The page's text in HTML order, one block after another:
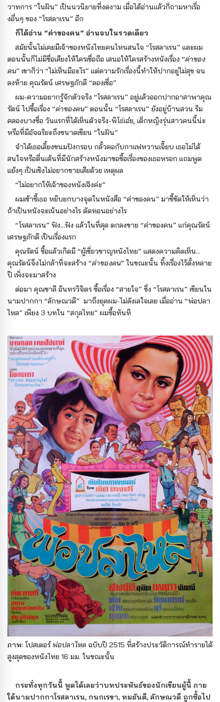
วาทการ “ในฝัน” เป็นนวนิยายที่งดงาม เมื่อได้อ่านแล้วก็ถามหาเรื่อ
งอื่นๆ ของ “โรสลาเรน” อีก
ก็ได้อ่าน “ค่าของคน” อ่านจบในรวดเดียว
สมัยนั้นไม่เคยมีเจ้าของหนังไทยคนไหนสนใจ “โรสลาเรน” และผม
ตอนนั้นก็ไม่มีชื่อเสียงให้ใครเชื่อถือ เสนอให้ใครสร้างหนังเรื่อง “ค่าของ
คน” เขาก็ว่า “ไม่เห็นมีอะไร” แต่ความรักเรื่องนี้ทำให้ปากอยู่ไม่สุข จน
ลงท้าย คุณรัตน์ เศรษฐภักดี “ลองเชื่อ”
ผม-ความอยากรู้จักตัวจริง “โรสลาเรน” อยู่แล้วออกปากอาสาพาคุณ
รัตน์ ไปซื้อเรื่อง “ค่าของคน” ตอนนั้น “โรสลาเรน” ยังอยู่บ้านสวน ริม
คลองบางซื่อ วันแรกที่ได้เห็นตัวจริง-พิโธ่เอ๋ย, เด็กหญิงรุ่นสาวคนนี้น่ะ
หรือที่มีอัจฉริยะถึงขนาดเขียน “ในฝัน”
จำได้เธอเลี้ยงขนมปังกรอบ กลั้วคอกับกาแฟหวานเจี๊ยบ เธอไม่ได้
สนใจหรือตื่นเต้นที่มีนักสร้างหนังมาขอซื้อเรื่องของเธอหรอก แถมพูด
แย้งๆ เป็นเชิงไม่อยากขายเสียด้วย เหตุผล
“ไม่อยากให้เจ้าของหนังเจ๊งค่ะ”
ผมเซ้าซี้เธอ หยิบยกบางจุดในหนังสือ “ค่าของคน” มาชี้ชัดให้เห็นว่า
ถ้าเป็นหนังจะเน้นอย่างไร ตัดทอนอย่างไร
“โรสลาเรน” ฟัง...ฟัง แล้วในที่สุด ตกลงขาย “ค่าของคน” แก่คุณรัตน์
เศรษฐภักดี เป็นเรื่องแรก
คุณรัตน์ ซื้อแล้วเกิดมี “ผู้เชี่ยวชาญหนังไทย” แสดงความคิดเห็น...
คุณรัตน์จึงไม่กล้าที่จะสร้าง “ค่าของคน” ในขณะนั้น ทิ้งเรื่องไว้ตั้งหลาย
ปี เพิ่งจะมาสร้าง
ต่อมา คุณชาลี อินทรวิจิตร ซื้อเรื่อง “สายใจ” ซึ่ง “โรสลาเรน” เขียนใน
นามปากกา “ลักษณวดี” มาถึงยุคผม-ไม่ลังเลใจเลย เมื่ออ่าน “พ่อปลา
ไหล” เพียง 3 บทใน “สกุลไทย” ผมซื้อทันที
ภาพ: โปสเตอร์ พ่อปลาไหล ฉบับปี 2515 ที่สร้างประวัติการณ์ทำรายได้
สูงสุดของหนังไทย 16 มม. ในขณะนั้น
กระทั่งทุกวันนี้ พูดได้เลยว่าบทประพันธ์ของนักเขียนผู้นี้ ภาย
ใต้นามปากกาโรสลาเรน, กนกเรขา, ทมยันตี, ลักษณวดี ถูกซื้อไป